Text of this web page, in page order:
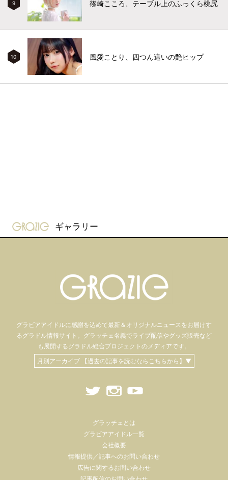
9 篠崎こころ、テーブル上のふっくら桃尻
10 風愛ことり、四つん這いの艶ヒップ
gravure-grazie
ギャラリー
グラビアアイドルに感謝を込めて最新＆オリジナルニュースをお届けす
るグラドル情報サイト。 グラッチェ名義でライブ配信やグッズ販売など
も 展開するグラドル総合プロジェクトのメディアです。
月別アーカイブ 【過去の記事を読むならこちらから】▼
グラッチェとは
グラビアアイドル一覧
会社概要
情報提供／記事へのお問い合わせ
広告に関するお問い合わせ